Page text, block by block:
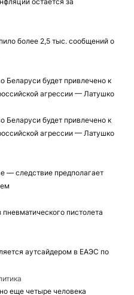
более 2,5 тыс. сообщений о
Беларуси будет привлечено к
агрессии — Латушко
Беларуси будет привлечено к
агрессии — Латушко
— следствие предполагает
пистолета
аутсайдером в ЕАЭС по
еще четыре человека